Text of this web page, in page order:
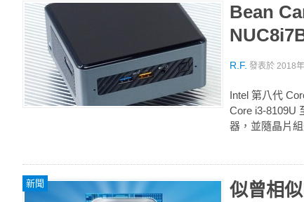
Bean
R.F. 發表於 2018
Intel 第八代
Core i3-8109U
器，並隨晶片
新聞
似曾相